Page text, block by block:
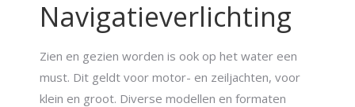
Navigatieverlichting
Zien en gezien worden is ook op het water een
must. Dit geldt voor motor- en zeiljachten, voor
klein en groot. Diverse modellen en formaten